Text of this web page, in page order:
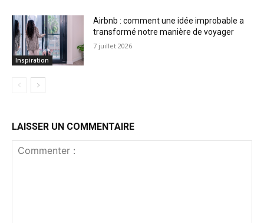
Inspiration
Airbnb : comment une idée improbable a
transformé notre manière de voyager
7 juillet 2026
LAISSER UN COMMENTAIRE